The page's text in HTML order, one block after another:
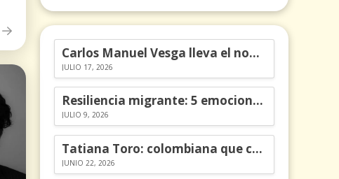
Carlos Manuel Vesga lleva el nombre de Colombia a los Emmy
JULIO 17, 2026
Resiliencia migrante: 5 emociones y cómo gestionarlas
JULIO 9, 2026
Tatiana Toro: colombiana que cambió la historia de las matemáticas
JUNIO 22, 2026